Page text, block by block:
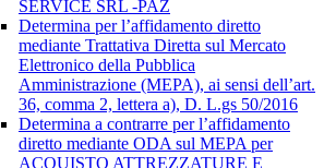
SERVICE SRL -PAZ
Determina per l’affidamento diretto
mediante Trattativa Diretta sul Mercato
Elettronico della Pubblica
Amministrazione (MEPA), ai sensi dell’art.
36, comma 2, lettera a), D. L.gs 50/2016
Determina a contrarre per l’affidamento
diretto mediante ODA sul MEPA per
ACQUISTO ATTREZZATURE E